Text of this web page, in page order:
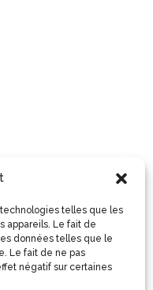
telles que les
appareils. Le fait de
données telles que le
Le fait de ne pas
négatif sur certaines